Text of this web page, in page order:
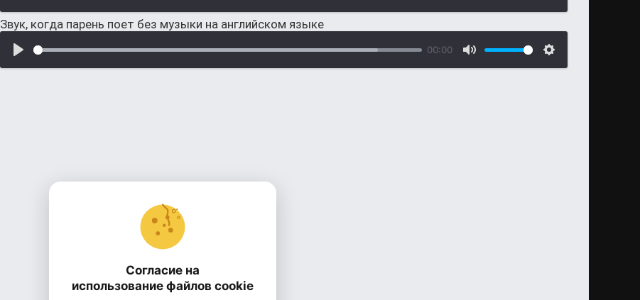
Звук, когда парень поет без музыки на английском языке
00:00
Согласие на
использование файлов cookie